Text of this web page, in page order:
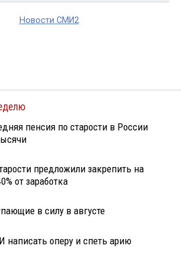
Новости СМИ2
пенсия по старости в России
предложили закрепить на
от заработка
в силу в августе
написать оперу и спеть арию